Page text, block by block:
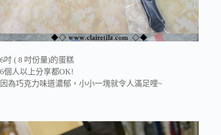
6吋 ( 8 吋份量)的蛋糕
6個人以上分享都OK!
因為巧克力味道濃郁，小小一塊就令人滿足哩~